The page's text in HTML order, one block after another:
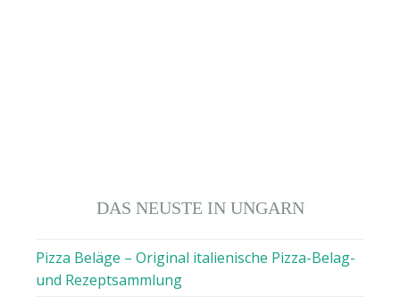
DAS NEUSTE IN UNGARN
Pizza Beläge – Original italienische Pizza-Belag-
und Rezeptsammlung